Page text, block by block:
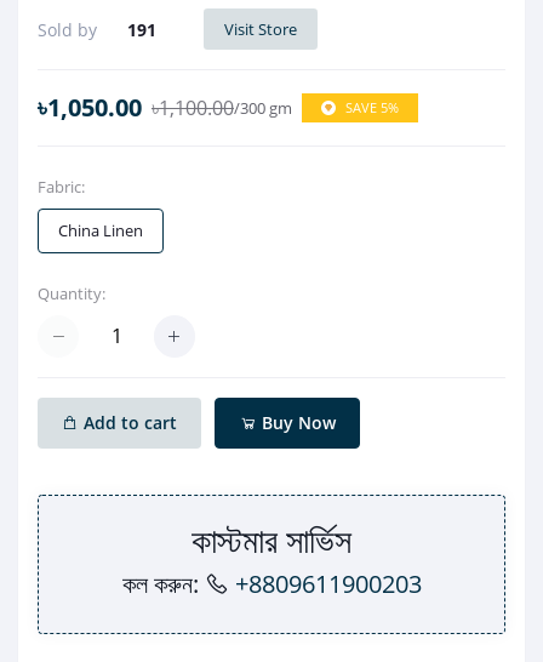
Sold by 191 Visit Store
৳1,050.00 ৳1,100.00/300 gm SAVE 5%
Fabric:
China Linen
Quantity:
Add to cart Buy Now
কাস্টমার সার্ভিস
কল করুন: +8809611900203